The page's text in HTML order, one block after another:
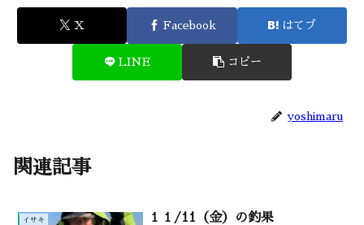
X Facebook はてブ
LINE コピー
yoshimaru
関連記事
イサキ １１/11（金）の釣果